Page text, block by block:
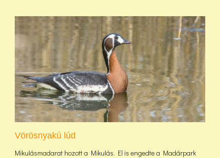
Vörösnyakú lúd
Mikulásmadarat hozott a Mikulás. El is engedte a Madárpark